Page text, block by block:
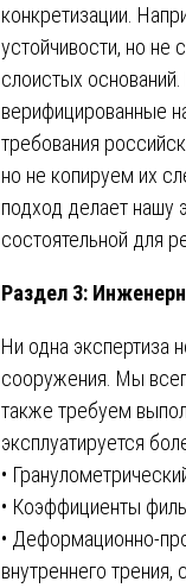
конкретизации.
устойчивости, но не
слоистых
верифицированные
требования
но не копируем их
подход делает нашу
состоятельной для
Раздел 3:
Ни одна экспертиза
сооружения. Мы
также требуем
эксплуатируется
•
• Коэффициенты
• Деформационно-
внутреннего трения,